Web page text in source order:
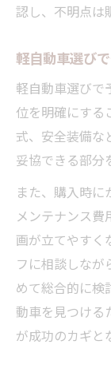
認し、不明点は
軽自動車選び
軽自動車選びで
位を明確にする
式、安全装備な
妥協できる部分
また、購入時
メンテナンス
画が立てやすく
フに相談しなが
めて総合的に検
動車を見つける
が成功のカギと